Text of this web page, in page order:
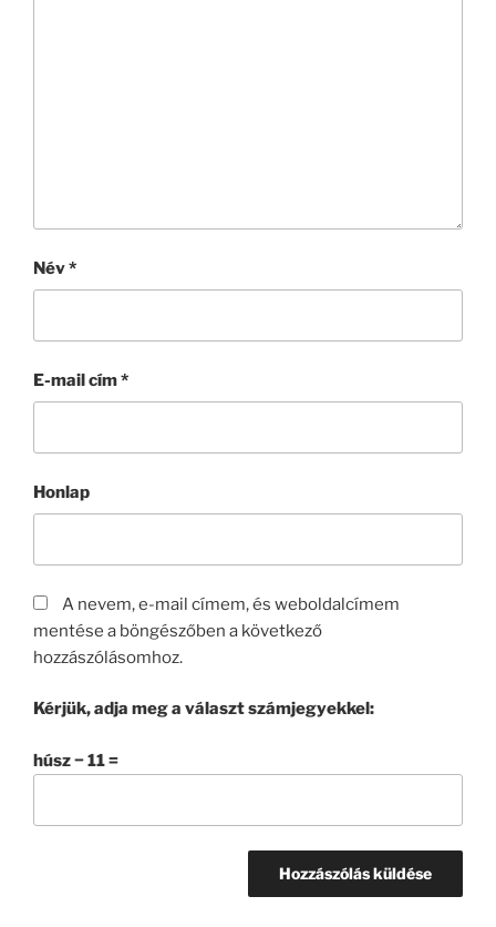
Név*
E-mail cím*
Honlap
A nevem, e-mail címem, és weboldalcímem
mentése a böngészőben a következő
hozzászólásomhoz.
Kérjük, adja meg a választ számjegyekkel:
húsz − 11 =